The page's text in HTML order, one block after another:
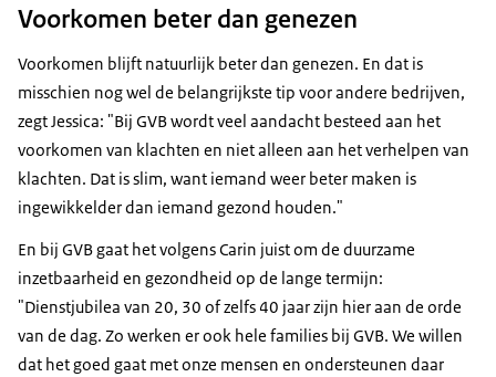
Voorkomen beter dan genezen
Voorkomen blijft natuurlijk beter dan genezen. En dat is
misschien nog wel de belangrijkste tip voor andere bedrijven,
zegt Jessica: "Bij GVB wordt veel aandacht besteed aan het
voorkomen van klachten en niet alleen aan het verhelpen van
klachten. Dat is slim, want iemand weer beter maken is
ingewikkelder dan iemand gezond houden."
En bij GVB gaat het volgens Carin juist om de duurzame
inzetbaarheid en gezondheid op de lange termijn:
"Dienstjubilea van 20, 30 of zelfs 40 jaar zijn hier aan de orde
van de dag. Zo werken er ook hele families bij GVB. We willen
dat het goed gaat met onze mensen en ondersteunen daar